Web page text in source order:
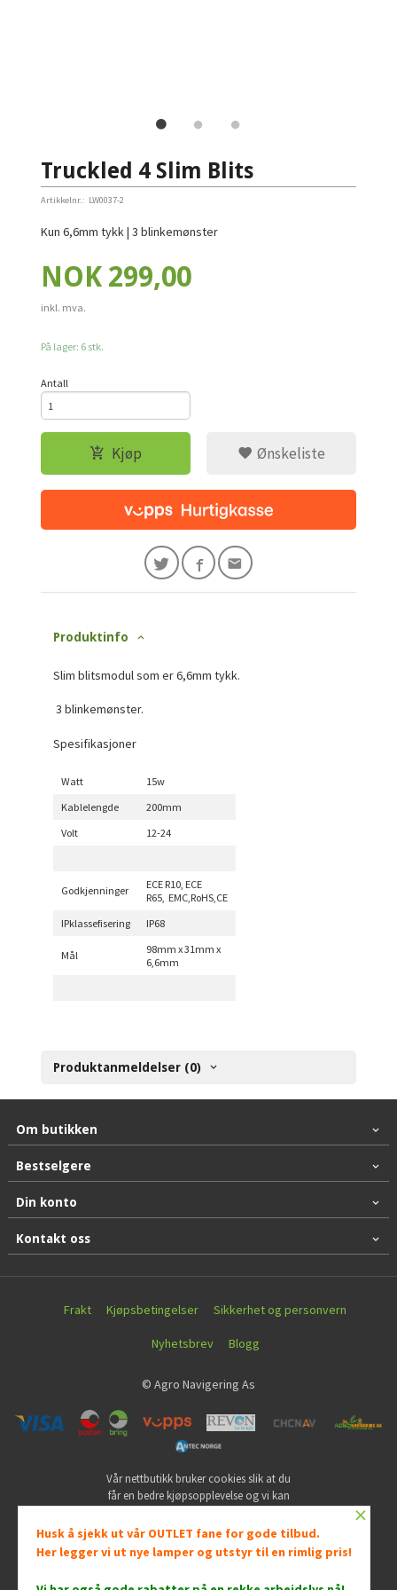
Truckled 4 Slim Blits
Artikkelnr.: LW0037-2
Kun 6,6mm tykk | 3 blinkemønster
Pris
NOK 299,00
inkl. mva.
På lager: 6 stk.
Antall
Kjøp Ønskeliste
Produktinfo
Slim blitsmodul som er 6,6mm tykk.
3 blinkemønster.
Spesifikasjoner
Watt
15w
Kablelengde
200mm
Volt
12-24
Godkjenninger
ECE R10, ECE
R65, EMC,RoHS,CE
IPklassefisering
IP68
Mål
98mm x 31mm x
6,6mm
Produktanmeldelser (0)
Om butikken
Bestselgere
Din konto
Kontakt oss
Frakt Kjøpsbetingelser Sikkerhet og personvern
Nyhetsbrev Blogg
© Agro Navigering As
Vår nettbutikk bruker cookies slik at du
får en bedre kjøpsopplevelse og vi kan
hovedsaklig til å lagre
innloggingsdetaljer og huske hva du
har puttet i handlekurven din. Fortsett å
×
Husk å sjekk ut vår OUTLET fane for gode tilbud.
Her legger vi ut nye lamper og utstyr til en rimlig pris!